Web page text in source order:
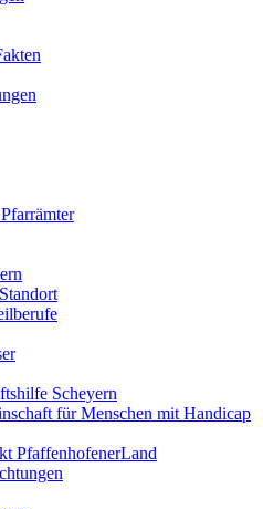
Scheyern
für Menschen mit Handicap
PfaffenhofenerLand